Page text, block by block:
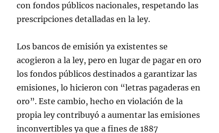
con fondos públicos nacionales, respetando las
prescripciones detalladas en la ley.
Los bancos de emisión ya existentes se
acogieron a la ley, pero en lugar de pagar en oro
los fondos públicos destinados a garantizar las
emisiones, lo hicieron con “letras pagaderas en
oro”. Este cambio, hecho en violación de la
propia ley contribuyó a aumentar las emisiones
inconvertibles ya que a fines de 1887